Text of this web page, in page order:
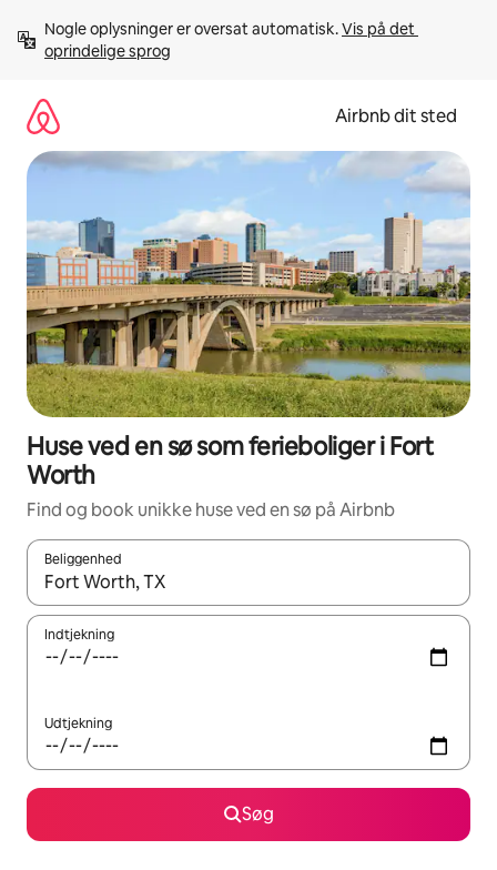
videre
Nogle oplysninger er oversat automatisk. Vis på det
oprindelige sprog
Airbnb dit sted
Huse ved en sø som ferieboliger i Fort
Worth
Find og book unikke huse ved en sø på Airbnb
Beliggenhed
Når resultaterne er tilgængelige, skal du navigere med
Indtjekning
Udtjekning
Søg